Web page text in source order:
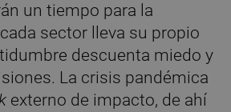
un tiempo para la
sector lleva su propio
descuenta miedo y
La crisis pandémica
externo de impacto, de ahí